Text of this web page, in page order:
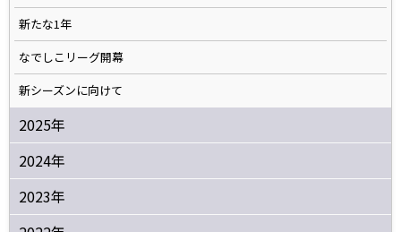
新たな1年
なでしこリーグ開幕
新シーズンに向けて
2025年
2024年
2023年